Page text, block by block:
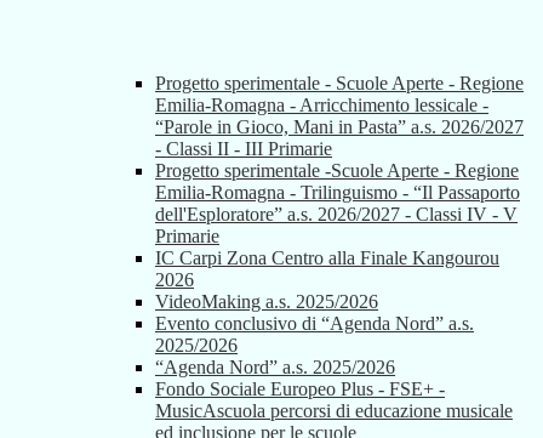
Progetto sperimentale - Scuole Aperte - Regione
Emilia-Romagna - Arricchimento lessicale -
“Parole in Gioco, Mani in Pasta” a.s. 2026/2027
- Classi II - III Primarie
Progetto sperimentale -Scuole Aperte - Regione
Emilia-Romagna - Trilinguismo - “Il Passaporto
dell'Esploratore” a.s. 2026/2027 - Classi IV - V
Primarie
IC Carpi Zona Centro alla Finale Kangourou
2026
VideoMaking a.s. 2025/2026
Evento conclusivo di “Agenda Nord” a.s.
2025/2026
“Agenda Nord” a.s. 2025/2026
Fondo Sociale Europeo Plus - FSE+ -
MusicAscuola percorsi di educazione musicale
ed inclusione per le scuole